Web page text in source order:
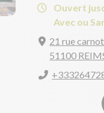
Ouvert
Avec ou
21 rue carnot
51100